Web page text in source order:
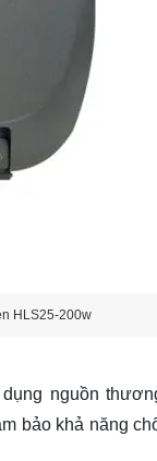
HLS25-200w
nguồn
bảo khả năng